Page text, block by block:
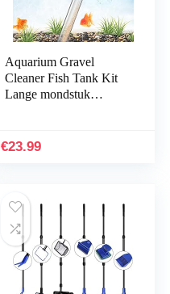
Aquarium Gravel
Cleaner Fish Tank Kit
Lange mondstuk
Grindreiniging met…
€23.99